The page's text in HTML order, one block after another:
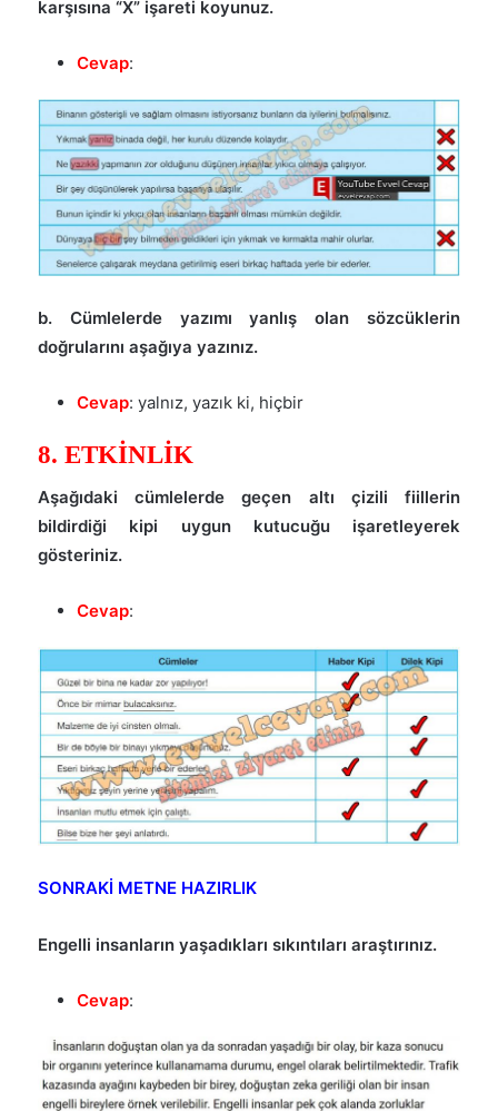
karşısına “X” işareti koyunuz.
Cevap:
b. Cümlelerde yazımı yanlış olan sözcüklerin
doğrularını aşağıya yazınız.
Cevap: yalnız, yazık ki, hiçbir
8. ETKİNLİK
Aşağıdaki cümlelerde geçen altı çizili fiillerin
bildirdiği kipi uygun kutucuğu işaretleyerek
gösteriniz.
Cevap:
SONRAKİ METNE HAZIRLIK
Engelli insanların yaşadıkları sıkıntıları araştırınız.
Cevap: